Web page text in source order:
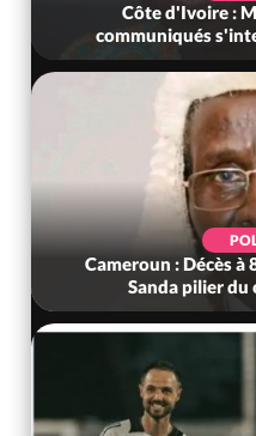
Côte d'Ivoire :
communiqués
Cameroun : Décès à
Sanda pilier